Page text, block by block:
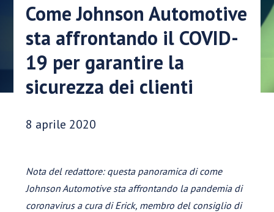
Come Johnson Automotive
sta affrontando il COVID-
19 per garantire la
sicurezza dei clienti
Data di pubblicazione:
8 aprile 2020
Nota del redattore: questa panoramica di come
Johnson Automotive sta affrontando la pandemia di
coronavirus a cura di Erick, membro del consiglio di